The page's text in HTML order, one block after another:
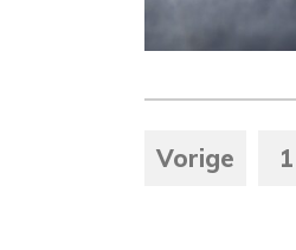
Vorige 1